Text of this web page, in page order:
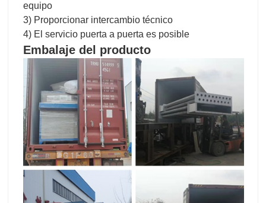
equipo
3) Proporcionar intercambio técnico
4) El servicio puerta a puerta es posible
Embalaje del producto